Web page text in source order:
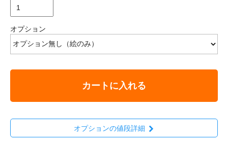
オプション
カートに入れる
オプションの値段詳細